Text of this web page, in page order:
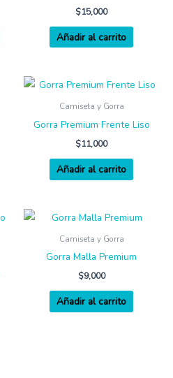
$15,000
Añadir al carrito
Camiseta y Gorra
Gorra Premium Frente Liso
$11,000
Añadir al carrito
Camiseta y Gorra
Gorra Malla Premium
$9,000
Añadir al carrito